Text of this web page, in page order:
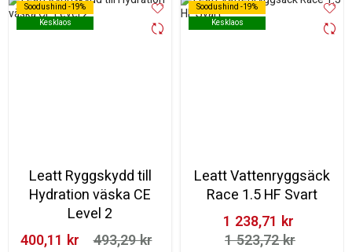
Soodushind -19%
Kesklaos
Soodushind -19%
Kesklaos
Leatt Ryggskydd till
Hydration väska CE
Level 2
400,11 kr‎
493,29 kr‎
Soodushind -19%
Kesklaos
Soodushind -19%
Kesklaos
Leatt Vattenryggsäck
Race 1.5 HF Svart
1 238,71 kr‎
1 523,72 kr‎